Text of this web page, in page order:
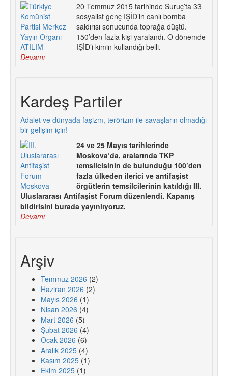
20 Temmuz 2015 tarihinde Suruç’ta 33
sosyalist genç IŞİD’in canlı bomba
saldırısı sonucunda toprağa düştü.
150’den fazla kişi yaralandı. O dönemde
IŞİD’i kimin kullandığı belli.
Devamı
Kardeş Partiler
Adalet ve dünyada faşizm, terörizm ile savaşların olmadığı
bir gelişim için!
24 ve 25 Mayıs tarihlerinde
Moskova’da, aralarında TKP
temsilcisinin de bulunduğu 100’den
fazla ülkeden ilerici ve antifaşist
örgütlerin temsilcilerinin katıldığı III.
Uluslararası Antifaşist Forum düzenlendi. Kapanış
bildirisini burada yayınlıyoruz.
Devamı
Arşiv
Temmuz 2026 (2)
Haziran 2026 (2)
Mayıs 2026 (1)
Nisan 2026 (4)
Mart 2026 (5)
Şubat 2026 (4)
Ocak 2026 (6)
Aralık 2025 (4)
Kasım 2025 (1)
Ekim 2025 (1)